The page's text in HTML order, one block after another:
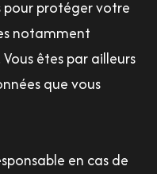
pour protéger votre
notamment
êtes par ailleurs
que vous
en cas de